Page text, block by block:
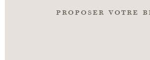
proposer votre